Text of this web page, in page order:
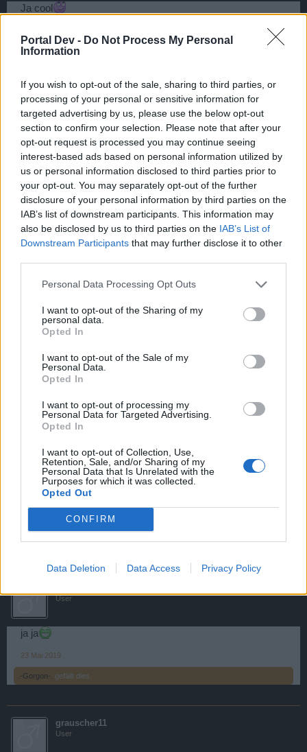
Portal Dev - Do Not Process My Personal
Information
If you wish to opt-out of the sale, sharing to third parties, or
processing of your personal or sensitive information for
targeted advertising by us, please use the below opt-out
section to confirm your selection. Please note that after your
opt-out request is processed you may continue seeing
interest-based ads based on personal information utilized by
us or personal information disclosed to third parties prior to
your opt-out. You may separately opt-out of the further
disclosure of your personal information by third parties on the
IAB’s list of downstream participants. This information may
also be disclosed by us to third parties on the IAB’s List of
Downstream Participants that may further disclose it to other
Personal Data Processing Opt Outs
I want to opt-out of the Sharing of my
personal data.
Opted In
I want to opt-out of the Sale of my
Personal Data.
Opted In
I want to opt-out of processing my
Personal Data for Targeted Advertising.
Opted In
I want to opt-out of Collection, Use,
Retention, Sale, and/or Sharing of my
Personal Data that Is Unrelated with the
Purposes for which it was collected.
Opted Out
CONFIRM
Data Deletion Data Access Privacy Policy
Ja cool
mich ein langer spieler im P-S muß sagen das der reitz am
spiel bei mir raus ist habe alles was man im spiel haben
im spiel der zeit los ist is nicht normal da fährt man über die
Karten und was kommt einem entgegen Ein Golem
Farmbot
da zu kommt dieser ganze acc handel das
macht kein spass mehr hier sorry
22 Mai 2019
.-Gorgon-.undFelix-Sophiagefällt dies.
Felix-Sophia
User
Kann ich dir nur Recht geben. Gerade die Betrüger machen
das Spiel ganz kaputt. Leider halten die sich noch für die
22 Mai 2019
.-Gorgon-.gefällt dies.
Frohesfest
Irgendwo hatte ich Mal was erwähnt mit Realisten und
Wusstet ihr das wenn man einem Schiff einen Zitadellen-
Treffer verpasst meistens die Munitionsbunker,die Brücke
oder die Maschinenräume betroffen sind?
.-Gorgon-.gefällt dies.
User
ja ja
23 Mai 2019
.-Gorgon-. gefällt dies.
grauscher11
User